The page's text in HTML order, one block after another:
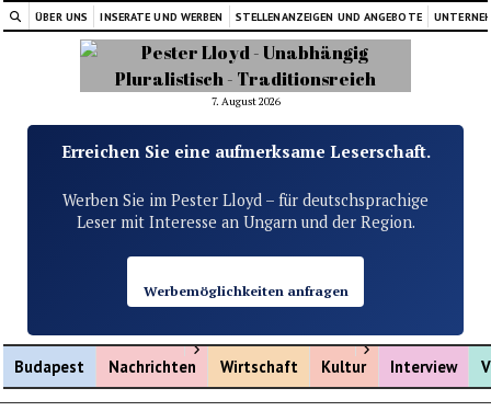
ÜBER UNS INSERATE UND WERBEN STELLENANZEIGEN UND ANGEBOTE
7. August 2026
Erreichen Sie eine aufmerksame Leserschaft.
Werben Sie im Pester Lloyd – für deutschsprachige
Leser mit Interesse an Ungarn und der Region.
Werbemöglichkeiten anfragen
Budapest Nachrichten
Menü öffnen
Wirtschaft Kultur
Menü öffnen
Interview